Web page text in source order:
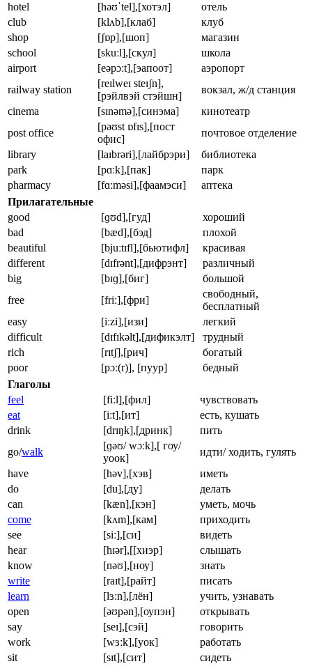
hotel
[həʊˈtel],[хотэл]
отель
club
[klʌb],[клаб]
клуб
shop
[ʃɒp],[шоп]
магазин
school
[skuːl],[скул]
школа
airport
[eəpɔːt],[эапоот]
аэропорт
railway station
[reɪlweɪ steɪʃn],
[рэйлвэй стэйшн]
вокзал, ж/д станция
cinema
[sɪnəmə],[синэма]
кинотеатр
post office
[pəʊst ɒfɪs],[пост
офис]
почтовое отделение
library
[laɪbrəri],[лайбрэри]
библиотека
park
[pɑːk],[пак]
парк
pharmacy
[fɑːməsi],[фаамэси]
аптека
Прилагательные
good
[ɡʊd],[гуд]
хороший
bad
[bæd],[бэд]
плохой
beautiful
[bjuːtɪfl],[бьютифл]
красивая
different
[dɪfrənt],[дифрэнт]
различный
big
[bɪɡ],[биг]
большой
free
[friː],[фри]
свободный,
бесплатный
easy
[iːzi],[изи]
легкий
difficult
[dɪfɪkəlt],[дификэлт]
трудный
rich
[rɪtʃ],[рич]
богатый
poor
[pɔː(r)], [пуур]
бедный
Глаголы
feel
[fiːl],[фил]
чувствовать
eat
[iːt],[ит]
есть, кушать
drink
[drɪŋk],[дринк]
пить
go/walk
[ɡəʊ/ wɔːk],[ гоу/
уоок]
идти/ ходить, гулять
have
[həv],[хэв]
иметь
do
[du],[ду]
делать
can
[kæn],[кэн]
уметь, мочь
come
[kʌm],[кам]
приходить
see
[siː],[си]
видеть
hear
[hɪər],[[хиэр]
слышать
know
[nəʊ],[ноу]
знать
write
[raɪt],[райт]
писать
learn
[lɜːn],[лён]
учить, узнавать
open
[əʊpən],[оупэн]
открывать
say
[seɪ],[сэй]
говорить
work
[wɜːk],[уок]
работать
sit
[sɪt],[сит]
сидеть